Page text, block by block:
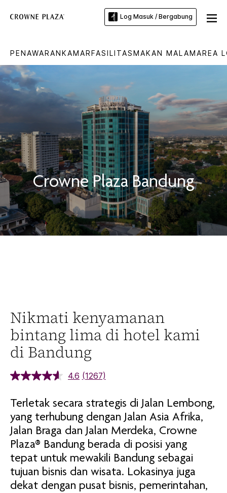
Log Masuk / Bergabung
PENAWARANKAMARFASILITASMAKAN MALAMAREA
Crowne Plaza Bandung
Nikmati kenyamanan
bintang lima di hotel kami
di Bandung
4.6 (1267)
Terletak secara strategis di Jalan Lembong,
yang terhubung dengan Jalan Asia Afrika,
Jalan Braga dan Jalan Merdeka, Crowne
Plaza® Bandung berada di posisi yang
tepat untuk mewakili Bandung sebagai
tujuan bisnis dan wisata. Lokasinya juga
dekat dengan pusat bisnis, pemerintahan,